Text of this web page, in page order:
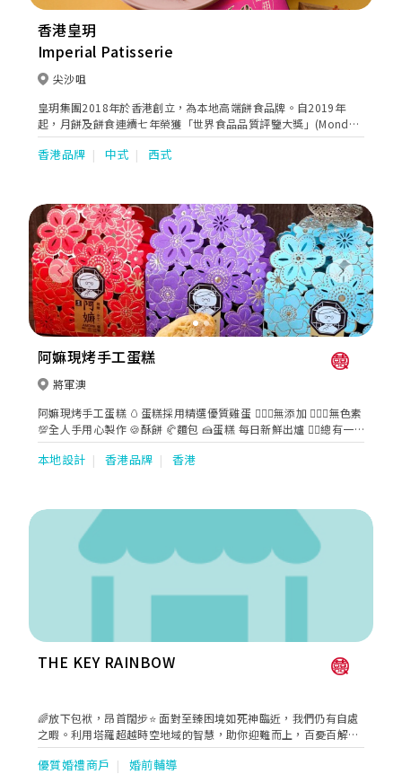
香港皇玥
Imperial Patisserie
尖沙咀
皇玥集團2018年於香港創立，為本地高端餅食品牌。自2019年
起，月餅及餅食連續七年榮獲「世界食品品質評鑒大獎」(Monde
Selection)最高金獎，是全球唯一獲此殊榮的香港品牌，創下該獎
63年來紀錄。皇玥於香港自設廠房，由半島酒店奶黃月餅始創人葉
店逾40間。 皇玥提供以下多款囍餅現金券及禮券，為您傳遞最貼
心的祝福，讓喜悅加倍！ 囍餅現金券 HK$50 盈玥囍餅禮盒禮券
HK$88 金玥囍餅禮盒禮券 HK$138 囍玥囍餅禮盒禮券 HK$198 皇
玥亦提供多款回禮小禮盒，內含不同口味的蝴蝶酥和脆曲奇作為選
擇，並免費提供回禮小禮盒印名、印日期服務，為親朋好友送上最
真摯的謝意。 所有囍餅現金券及囍餅禮券婚展期間均會推出限定婚
展優惠！ 詳情可去到以下連結了解更多。
https://www.ipastry.com.hk/wedding/
香港品牌 中式 西式
Previous Next
阿嫲現烤手工蛋糕
將軍澳
阿嫲現烤手工蛋糕 🥚蛋糕採用精選優質雞蛋 🙅🏻‍♀️無添加 🙅🏻‍♂️無色素
💯全人手用心製作 🍪酥餅 🥐麵包 🍰蛋糕 每日新鮮出爐 👍🏻總有一
款滿足到為食嘅你同埋屋企人
本地設計 香港品牌 香港
THE KEY RAINBOW
🌈放下包袱，昂首闊步⭐️ 面對至臻困境如死神臨近，我們仍有自處
之暇。利用塔羅超越時空地域的智慧，助你迎難而上，百憂百解。
歡迎預約占卜
優質婚禮商戶 婚前輔導